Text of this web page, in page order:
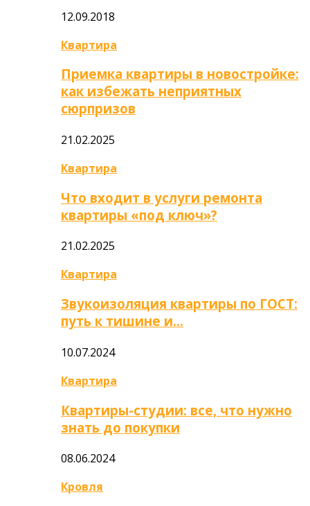
12.09.2018
Квартира
Приемка квартиры в новостройке:
как избежать неприятных
сюрпризов
21.02.2025
Квартира
Что входит в услуги ремонта
квартиры «под ключ»?
21.02.2025
Квартира
Звукоизоляция квартиры по ГОСТ:
путь к тишине и…
10.07.2024
Квартира
Квартиры-студии: все, что нужно
знать до покупки
08.06.2024
Кровля